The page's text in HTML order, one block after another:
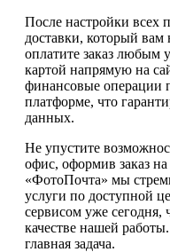
После настройки всех
доставки, который вам
оплатите заказ любым
картой напрямую на
финансовые операции
платформе, что
данных.
Не упустите
офис, оформив заказ
«ФотоПочта» мы
услуги по доступной
сервисом уже сегодня,
качестве нашей
главная задача.